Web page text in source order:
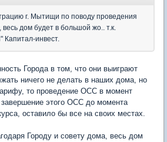
г. Мытищи по поводу проведения
дом будет в большой жо.. т.к.
Капитал-инвест.
Города в том, что они выиграют
ничего не делать в наших дома, но
то проведение ОСС в момент
завершение этого ОСС до момента
оставило бы все на своих местах.
Городу и совету дома, весь дом